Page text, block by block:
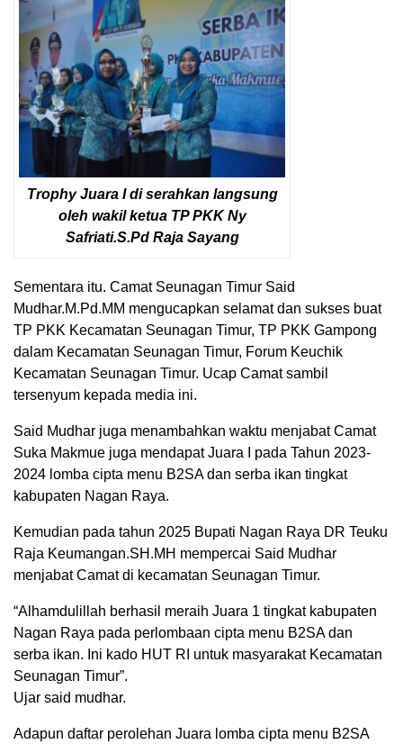
Trophy Juara I di serahkan langsung
oleh wakil ketua TP PKK Ny
Safriati.S.Pd Raja Sayang
Sementara itu. Camat Seunagan Timur Said
Mudhar.M.Pd.MM mengucapkan selamat dan sukses buat
TP PKK Kecamatan Seunagan Timur, TP PKK Gampong
dalam Kecamatan Seunagan Timur, Forum Keuchik
Kecamatan Seunagan Timur. Ucap Camat sambil
tersenyum kepada media ini.
Said Mudhar juga menambahkan waktu menjabat Camat
Suka Makmue juga mendapat Juara I pada Tahun 2023-
2024 lomba cipta menu B2SA dan serba ikan tingkat
kabupaten Nagan Raya.
Kemudian pada tahun 2025 Bupati Nagan Raya DR Teuku
Raja Keumangan.SH.MH mempercai Said Mudhar
menjabat Camat di kecamatan Seunagan Timur.
“Alhamdulillah berhasil meraih Juara 1 tingkat kabupaten
Nagan Raya pada perlombaan cipta menu B2SA dan
serba ikan. Ini kado HUT RI untuk masyarakat Kecamatan
Seunagan Timur”.
Ujar said mudhar.
Adapun daftar perolehan Juara lomba cipta menu B2SA